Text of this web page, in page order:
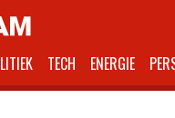
TECH ENERGIE